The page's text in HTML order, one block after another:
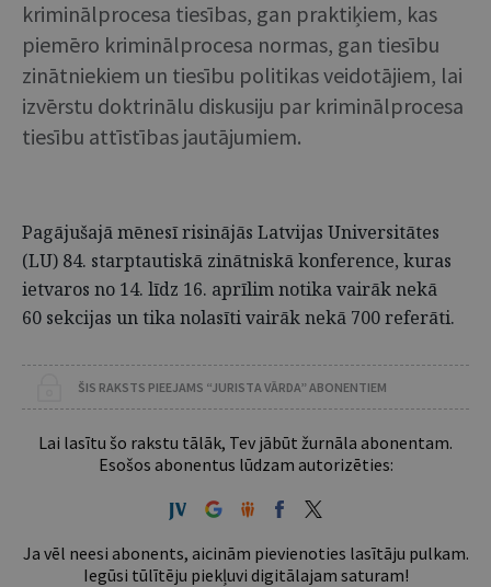
kriminālprocesa tiesības, gan praktiķiem, kas
piemēro kriminālprocesa normas, gan tiesību
zinātniekiem un tiesību politikas veidotājiem, lai
izvērstu doktrinālu diskusiju par kriminālprocesa
tiesību attīstības jautājumiem.
Pagājušajā mēnesī risinājās Latvijas Universitātes
(LU) 84. starptautiskā zinātniskā konference, kuras
ietvaros no 14. līdz 16. aprīlim notika vairāk nekā
60 sekcijas un tika nolasīti vairāk nekā 700 referāti.
ŠIS RAKSTS PIEEJAMS “JURISTA VĀRDA” ABONENTIEM
Lai lasītu šo rakstu tālāk, Tev jābūt žurnāla abonentam.
Esošos abonentus lūdzam autorizēties:
Ja vēl neesi abonents, aicinām pievienoties lasītāju pulkam.
Iegūsi tūlītēju piekļuvi digitālajam saturam!